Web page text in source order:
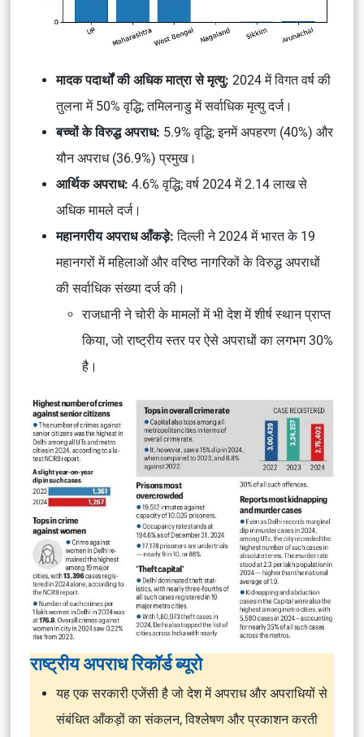
मादक पदार्थों की अधिक मात्रा से मृत्यु: 2024 में विगत वर्ष की
तुलना में 50% वृद्धि; तमिलनाडु में सर्वाधिक मृत्यु दर्ज।
बच्चों के विरुद्ध अपराध: 5.9% वृद्धि; इनमें अपहरण (40%) और
यौन अपराध (36.9%) प्रमुख।
आर्थिक अपराध: 4.6% वृद्धि; वर्ष 2024 में 2.14 लाख से
अधिक मामले दर्ज।
महानगरीय अपराध आँकड़े: दिल्ली ने 2024 में भारत के 19
महानगरों में महिलाओं और वरिष्ठ नागरिकों के विरुद्ध अपराधों
की सर्वाधिक संख्या दर्ज की।
राजधानी ने चोरी के मामलों में भी देश में शीर्ष स्थान प्राप्त
किया, जो राष्ट्रीय स्तर पर ऐसे अपराधों का लगभग 30%
है।
राष्ट्रीय अपराध रिकॉर्ड ब्यूरो
यह एक सरकारी एजेंसी है जो देश में अपराध और अपराधियों से
संबंधित आँकड़ों का संकलन, विश्लेषण और प्रकाशन करती